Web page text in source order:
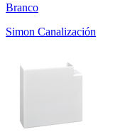
Branco
Simon Canalización